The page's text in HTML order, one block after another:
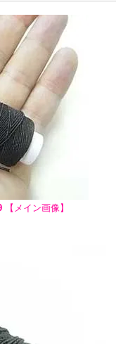
【メイン画像】